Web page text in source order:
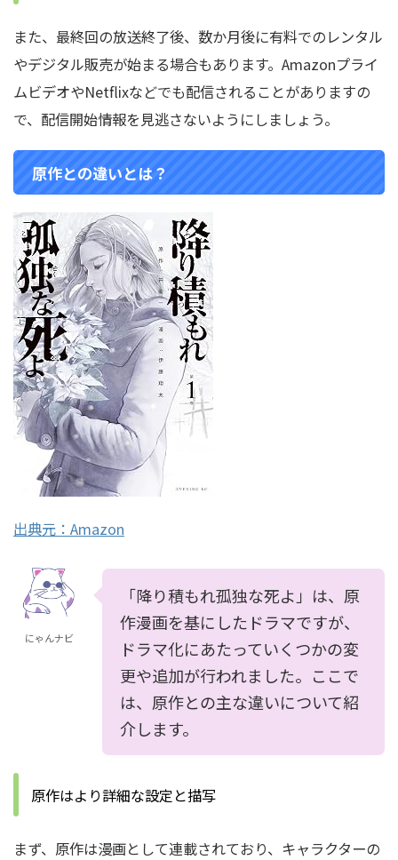
また、最終回の放送終了後、数か月後に有料でのレンタル
やデジタル販売が始まる場合もあります。Amazonプライ
ムビデオやNetflixなどでも配信されることがありますの
で、配信開始情報を見逃さないようにしましょう。
原作との違いとは？
出典元： Amazon
にゃんナビ
「降り積もれ孤独な死よ」は、原
作漫画を基にしたドラマですが、
ドラマ化にあたっていくつかの変
更や追加が行われました。ここで
は、原作との主な違いについて紹
介します。
原作はより詳細な設定と描写
まず、原作は漫画として連載されており、キャラクターの